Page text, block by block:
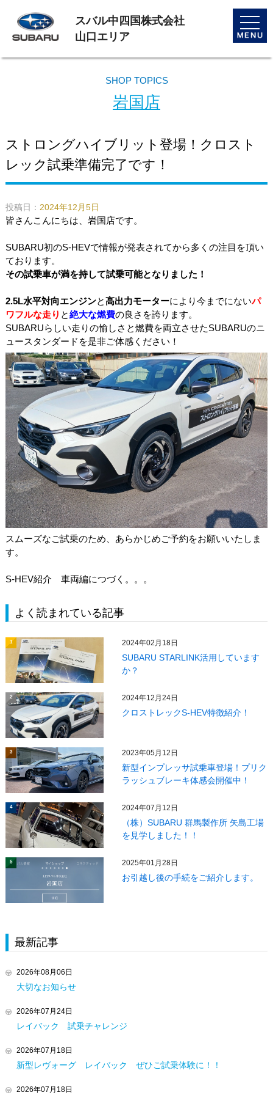
toggle
スバル中四国株式会社
山口エリア
SHOP TOPICS
岩国店
ストロングハイブリット登場！クロスト
レック試乗準備完了です！
投稿日： 2024年12月5日
皆さんこんにちは、岩国店です。
SUBARU初のS-HEVで情報が発表されてから多くの注目を頂い
ております。
その試乗車が満を持して試乗可能となりました！
2.5L水平対向エンジンと高出力モーターにより今までにないパ
ワフルな走り と絶大な燃費の良さを誇ります。
SUBARUらしい走りの愉しさと燃費を両立させたSUBARUのニ
ュースタンダードを是非ご体感ください！
スムーズなご試乗のため、あらかじめご予約をお願いいたしま
す。
S-HEV紹介 車両編につづく。。。
よく読まれている記事
1 2024年02月18日
SUBARU STARLINK活用しています
か？
2 2024年12月24日
クロストレックS-HEV特徴紹介！
3 2023年05月12日
新型インプレッサ試乗車登場！プリク
ラッシュブレーキ体感会開催中！
4 2024年07月12日
（株）SUBARU 群馬製作所 矢島工場
を見学しました！！
5 2025年01月28日
お引越し後の手続をご紹介します。
最新記事
2026年08月06日
大切なお知らせ
2026年07月24日
レイバック 試乗チャレンジ
2026年07月18日
新型レヴォーグ レイバック ぜひご試乗体験に！！
2026年07月18日